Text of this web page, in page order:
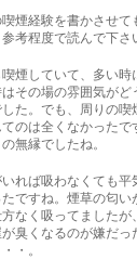
煙経験を書かさせ
考程度で読んで下さ
煙していて、多い時
その場の雰囲気が
た。でも、周りの喫
のは全くなかった
無縁でしたね。
れば吸わなくても
ですね。煙草の匂い
なく吸ってましたが
臭くなるのが嫌だっ
・。